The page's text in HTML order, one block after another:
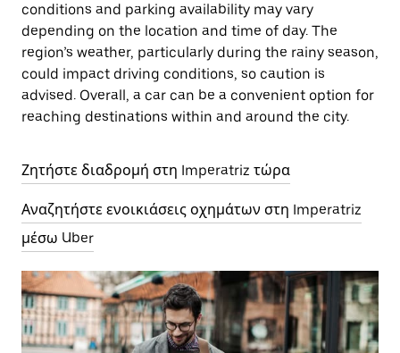
conditions and parking availability may vary
depending on the location and time of day. The
region’s weather, particularly during the rainy season,
could impact driving conditions, so caution is
advised. Overall, a car can be a convenient option for
reaching destinations within and around the city.
Ζητήστε διαδρομή στη Imperatriz τώρα
Αναζητήστε ενοικιάσεις οχημάτων στη Imperatriz
μέσω Uber